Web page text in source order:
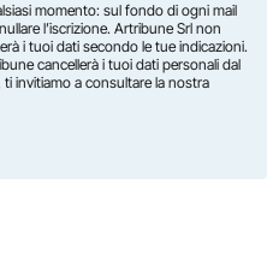
momento: sul fondo di ogni mail
l’iscrizione. Artribune Srl non
i tuoi dati secondo le tue indicazioni.
cancellerà i tuoi dati personali dal
invitiamo a consultare la nostra